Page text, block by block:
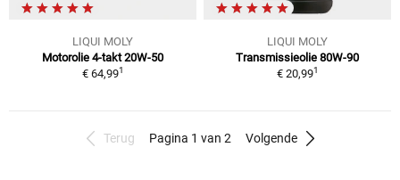
LIQUI MOLY
Motorolie 4-takt 20W-50
€ 64,991
LIQUI MOLY
Transmissieolie 80W-90
€ 20,991
Terug Pagina 1 van 2 Volgende